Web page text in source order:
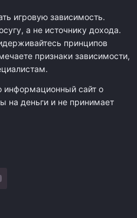
игровую зависимость.
а не источнику дохода.
принципов
признаки зависимости,
информационный сайт о
на деньги и не принимает